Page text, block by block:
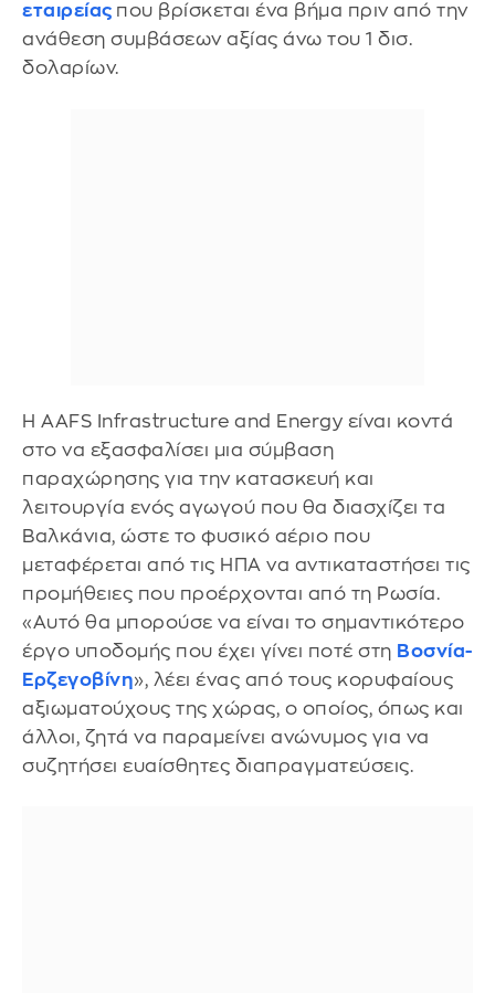
εταιρείας που βρίσκεται ένα βήμα πριν από την
ανάθεση συμβάσεων αξίας άνω του 1 δισ.
δολαρίων.
Η AAFS Infrastructure and Energy είναι κοντά
στο να εξασφαλίσει μια σύμβαση
παραχώρησης για την κατασκευή και
λειτουργία ενός αγωγού που θα διασχίζει τα
Βαλκάνια, ώστε το φυσικό αέριο που
μεταφέρεται από τις ΗΠΑ να αντικαταστήσει τις
προμήθειες που προέρχονται από τη Ρωσία.
«Αυτό θα μπορούσε να είναι το σημαντικότερο
έργο υποδομής που έχει γίνει ποτέ στη Βοσνία-
Ερζεγοβίνη», λέει ένας από τους κορυφαίους
αξιωματούχους της χώρας, ο οποίος, όπως και
άλλοι, ζητά να παραμείνει ανώνυμος για να
συζητήσει ευαίσθητες διαπραγματεύσεις.